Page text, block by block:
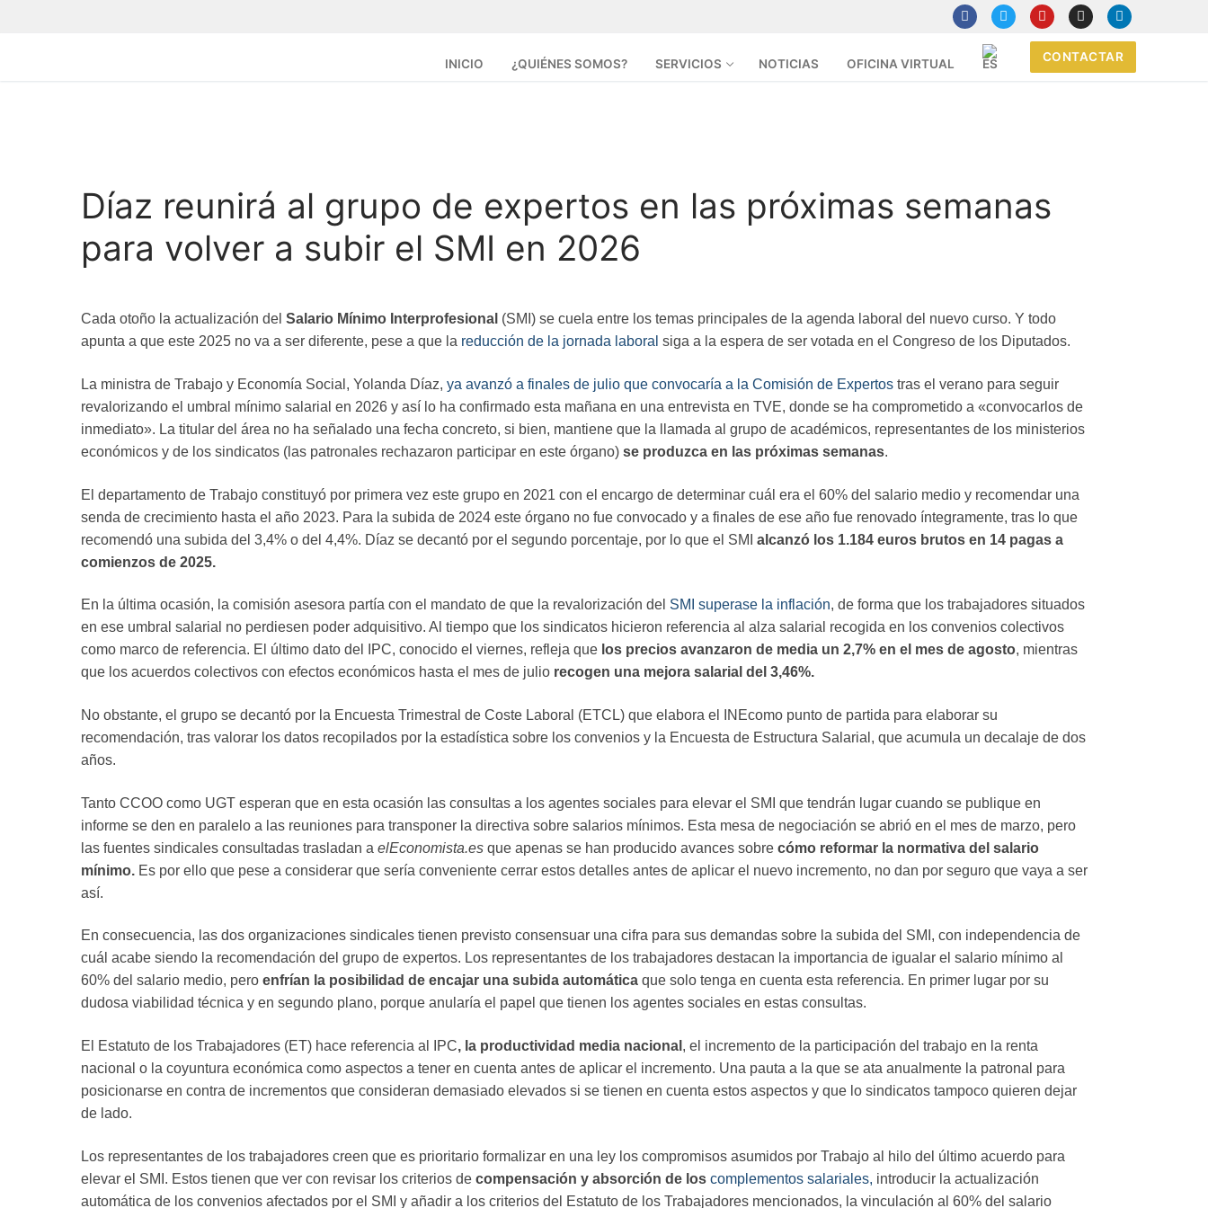
INICIO ¿QUIÉNES SOMOS? SERVICIOS NOTICIAS OFICINA VIRTUAL CONTACTAR
Díaz reunirá al grupo de expertos en las próximas semanas
para volver a subir el SMI en 2026
Cada otoño la actualización del Salario Mínimo Interprofesional (SMI) se cuela entre los temas principales de la agenda laboral del nuevo curso. Y todo
apunta a que este 2025 no va a ser diferente, pese a que la reducción de la jornada laboral siga a la espera de ser votada en el Congreso de los Diputados.
La ministra de Trabajo y Economía Social, Yolanda Díaz, ya avanzó a finales de julio que convocaría a la Comisión de Expertos tras el verano para seguir
revalorizando el umbral mínimo salarial en 2026 y así lo ha confirmado esta mañana en una entrevista en TVE, donde se ha comprometido a «convocarlos de
inmediato». La titular del área no ha señalado una fecha concreto, si bien, mantiene que la llamada al grupo de académicos, representantes de los ministerios
económicos y de los sindicatos (las patronales rechazaron participar en este órgano) se produzca en las próximas semanas.
El departamento de Trabajo constituyó por primera vez este grupo en 2021 con el encargo de determinar cuál era el 60% del salario medio y recomendar una
senda de crecimiento hasta el año 2023. Para la subida de 2024 este órgano no fue convocado y a finales de ese año fue renovado íntegramente, tras lo que
recomendó una subida del 3,4% o del 4,4%. Díaz se decantó por el segundo porcentaje, por lo que el SMI alcanzó los 1.184 euros brutos en 14 pagas a
comienzos de 2025.
En la última ocasión, la comisión asesora partía con el mandato de que la revalorización del SMI superase la inflación, de forma que los trabajadores situados
en ese umbral salarial no perdiesen poder adquisitivo. Al tiempo que los sindicatos hicieron referencia al alza salarial recogida en los convenios colectivos
como marco de referencia. El último dato del IPC, conocido el viernes, refleja que los precios avanzaron de media un 2,7% en el mes de agosto, mientras
que los acuerdos colectivos con efectos económicos hasta el mes de julio recogen una mejora salarial del 3,46%.
No obstante, el grupo se decantó por la Encuesta Trimestral de Coste Laboral (ETCL) que elabora el INEcomo punto de partida para elaborar su
recomendación, tras valorar los datos recopilados por la estadística sobre los convenios y la Encuesta de Estructura Salarial, que acumula un decalaje de dos
años.
Tanto CCOO como UGT esperan que en esta ocasión las consultas a los agentes sociales para elevar el SMI que tendrán lugar cuando se publique en
informe se den en paralelo a las reuniones para transponer la directiva sobre salarios mínimos. Esta mesa de negociación se abrió en el mes de marzo, pero
las fuentes sindicales consultadas trasladan a elEconomista.es que apenas se han producido avances sobre cómo reformar la normativa del salario
mínimo. Es por ello que pese a considerar que sería conveniente cerrar estos detalles antes de aplicar el nuevo incremento, no dan por seguro que vaya a ser
así.
En consecuencia, las dos organizaciones sindicales tienen previsto consensuar una cifra para sus demandas sobre la subida del SMI, con independencia de
cuál acabe siendo la recomendación del grupo de expertos. Los representantes de los trabajadores destacan la importancia de igualar el salario mínimo al
60% del salario medio, pero enfrían la posibilidad de encajar una subida automática que solo tenga en cuenta esta referencia. En primer lugar por su
dudosa viabilidad técnica y en segundo plano, porque anularía el papel que tienen los agentes sociales en estas consultas.
El Estatuto de los Trabajadores (ET) hace referencia al IPC, la productividad media nacional , el incremento de la participación del trabajo en la renta
nacional o la coyuntura económica como aspectos a tener en cuenta antes de aplicar el incremento. Una pauta a la que se ata anualmente la patronal para
posicionarse en contra de incrementos que consideran demasiado elevados si se tienen en cuenta estos aspectos y que lo sindicatos tampoco quieren dejar
de lado.
Los representantes de los trabajadores creen que es prioritario formalizar en una ley los compromisos asumidos por Trabajo al hilo del último acuerdo para
elevar el SMI. Estos tienen que ver con revisar los criterios de compensación y absorción de los complementos salariales, introducir la actualización
automática de los convenios afectados por el SMI y añadir a los criterios del Estatuto de los Trabajadores mencionados, la vinculación al 60% del salario